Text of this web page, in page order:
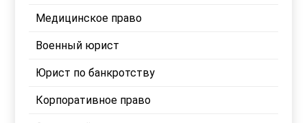
Медицинское право
Военный юрист
Юрист по банкротству
Корпоративное право